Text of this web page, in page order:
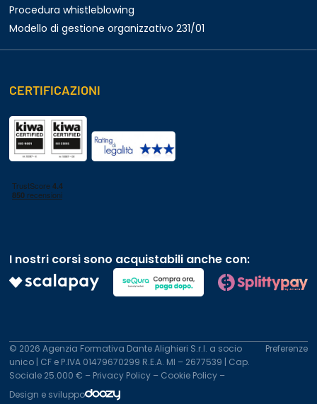
Procedura whistleblowing
Modello di gestione organizzativo 231/01
CERTIFICAZIONI
I nostri corsi sono acquistabili anche con:
© 2026 Agenzia Formativa Dante Alighieri S.r.l. a socio
unico | CF e P.IVA 01479670299 R.E.A. MI – 2677539 | Cap.
Sociale 25.000 € – Privacy Policy – Cookie Policy –
Preferenze
Design e sviluppo